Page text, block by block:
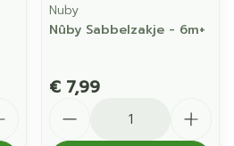
Nuby
Nûby Sabbelzakje - 6m+
€ 7,99